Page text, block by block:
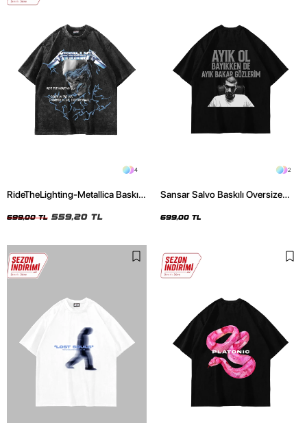
4
RideTheLighting-Metallica Baskılı
Tshirt
699,00 TL 559,20 TL
2
Sansar Salvo Baskılı Oversize
699,00 TL